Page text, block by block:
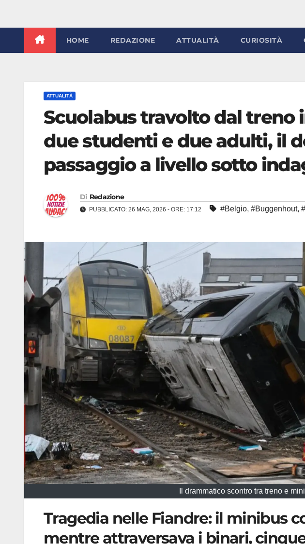
HOME REDAZIONE ATTUALITÀ CURIOSITÀ
ATTUALITÀ
Scuolabus travolto dal treno
due studenti e due adulti, il
passaggio a livello sotto
Di Redazione
PUBBLICATO: 26 MAG, 2026 - ORE: 17:12 #Belgio, #Buggenhout,
Il drammatico scontro tra treno e
Tragedia nelle Fiandre: il minibus
mentre attraversava i binari,